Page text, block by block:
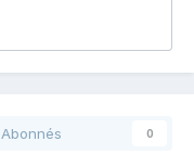
Abonnés 0